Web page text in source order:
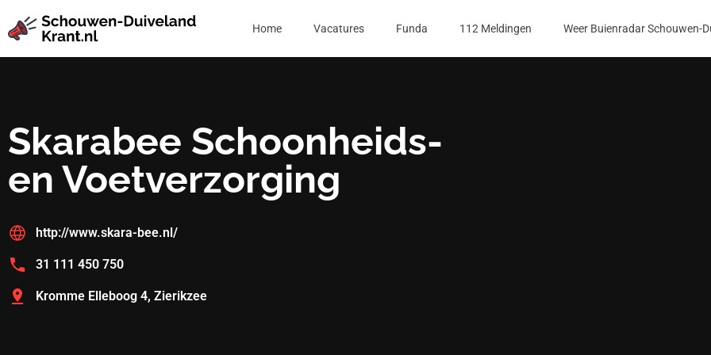
Home Vacatures Funda 112 Meldingen Weer Buienradar Schouwen-
Skarabee Schoonheids-
en Voetverzorging
http://www.skara-bee.nl/
31 111 450 750
Kromme Elleboog 4, Zierikzee